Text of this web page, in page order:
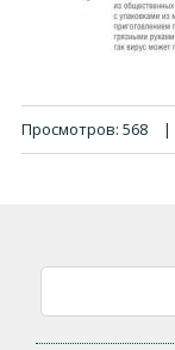
Просмотров: 568 |